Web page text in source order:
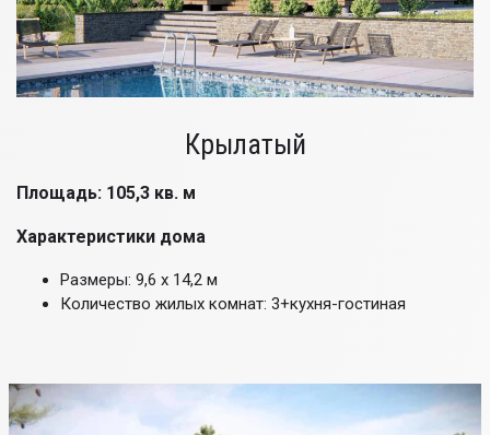
Крылатый
Площадь: 105,3 кв. м
Характеристики дома
Размеры: 9,6 х 14,2 м
Количество жилых комнат: 3+кухня-гостиная